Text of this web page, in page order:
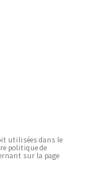
utilisées dans le
politique de
sur la page